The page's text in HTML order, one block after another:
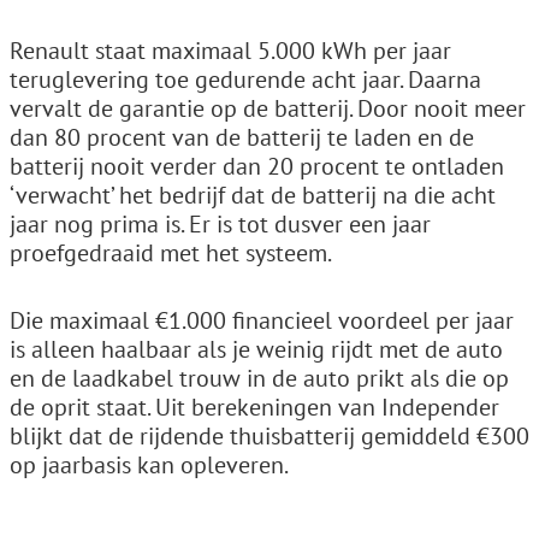
Renault staat maximaal 5.000 kWh per jaar
teruglevering toe gedurende acht jaar. Daarna
vervalt de garantie op de batterij. Door nooit meer
dan 80 procent van de batterij te laden en de
batterij nooit verder dan 20 procent te ontladen
‘verwacht’ het bedrijf dat de batterij na die acht
jaar nog prima is. Er is tot dusver een jaar
proefgedraaid met het systeem.
Die maximaal €1.000 financieel voordeel per jaar
is alleen haalbaar als je weinig rijdt met de auto
en de laadkabel trouw in de auto prikt als die op
de oprit staat. Uit berekeningen van Independer
blijkt dat de rijdende thuisbatterij gemiddeld €300
op jaarbasis kan opleveren.